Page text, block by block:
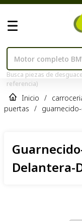
Busca piezas de
referencia)
Inicio /
puertas /
Delantera-